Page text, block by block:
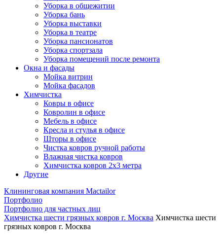
Уборка в общежитии
Уборка бань
Уборка выставки
Уборка в театре
Уборка пансионатов
Уборка спортзала
Уборка помещений после ремонта
Окна и фасады
Мойка витрин
Мойка фасадов
Химчистка
Ковры в офисе
Ковролин в офисе
Мебель в офисе
Кресла и стулья в офисе
Шторы в офисе
Чистка ковров ручной работы
Влажная чистка ковров
Химчистка ковров 2х3 метра
Другие
Клининговая компания Mactailor
Портфолио
Портфолио для частных лиц
Химчистка шести грязных ковров г. Москва Химчистка шести
грязных ковров г. Москва